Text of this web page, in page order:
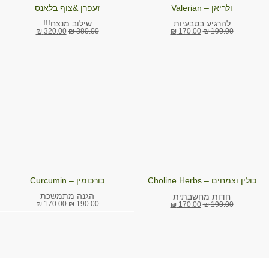
ולריאן – Valerian
להרגיע בטבעיות
190.00
₪
170.00
₪
זעפרן &צוף בלאנס
שילוב מנצח!!!
380.00
₪
320.00
₪
כולין וצמחים – Choline Herbs
חדות מחשבתית
190.00
₪
170.00
₪
כורכומין – Curcumin
הגנה מתמשכת
190.00
₪
170.00
₪